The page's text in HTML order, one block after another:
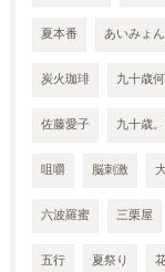
夏本番 あいみょん
炭火珈琲 九十歳
佐藤愛子 九十歳
咀嚼 脳刺激
六波羅蜜 三栗屋
五行 夏祭り